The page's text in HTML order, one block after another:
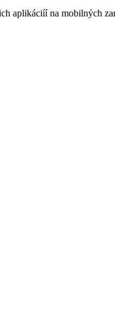
aplikáciíí na mobilných